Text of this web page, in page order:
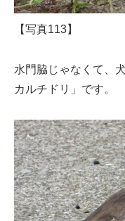
【写真113】
水門脇じゃなくて、
カルチドリ」です。